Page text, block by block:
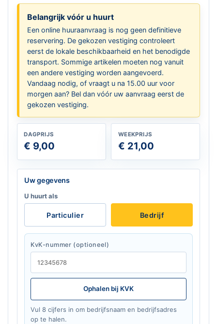
Belangrijk vóór u huurt
Een online huuraanvraag is nog geen definitieve
reservering. De gekozen vestiging controleert
eerst de lokale beschikbaarheid en het benodigde
transport. Sommige artikelen moeten nog vanuit
een andere vestiging worden aangevoerd.
Vandaag nodig, of vraagt u na 15.00 uur voor
morgen aan? Bel dan vóór uw aanvraag eerst de
gekozen vestiging.
DAGPRIJS
€ 9,00
WEEKPRIJS
€ 21,00
Uw gegevens
U huurt als
Particulier Bedrijf
KvK-nummer (optioneel)
Ophalen bij KVK
Vul 8 cijfers in om bedrijfsnaam en bedrijfsadres
op te halen.